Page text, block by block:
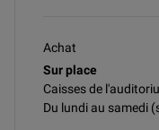
Achat
Sur place
Caisses de
Du lundi au samedi